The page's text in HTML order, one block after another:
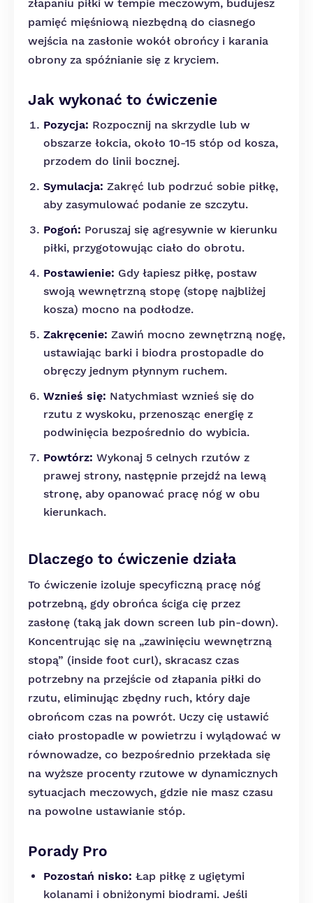
złapaniu piłki w tempie meczowym, budujesz
pamięć mięśniową niezbędną do ciasnego
wejścia na zasłonie wokół obrońcy i karania
obrony za spóźnianie się z kryciem.
Jak wykonać to ćwiczenie
Pozycja: Rozpocznij na skrzydle lub w
obszarze łokcia, około 10-15 stóp od kosza,
przodem do linii bocznej.
Symulacja: Zakręć lub podrzuć sobie piłkę,
aby zasymulować podanie ze szczytu.
Pogoń: Poruszaj się agresywnie w kierunku
piłki, przygotowując ciało do obrotu.
Postawienie: Gdy łapiesz piłkę, postaw
swoją wewnętrzną stopę (stopę najbliżej
kosza) mocno na podłodze.
Zakręcenie: Zawiń mocno zewnętrzną nogę,
ustawiając barki i biodra prostopadle do
obręczy jednym płynnym ruchem.
Wznieś się: Natychmiast wznieś się do
rzutu z wyskoku, przenosząc energię z
podwinięcia bezpośrednio do wybicia.
Powtórz: Wykonaj 5 celnych rzutów z
prawej strony, następnie przejdź na lewą
stronę, aby opanować pracę nóg w obu
kierunkach.
Dlaczego to ćwiczenie działa
To ćwiczenie izoluje specyficzną pracę nóg
potrzebną, gdy obrońca ściga cię przez
zasłonę (taką jak down screen lub pin-down).
Koncentrując się na „zawinięciu wewnętrzną
stopą” (inside foot curl), skracasz czas
potrzebny na przejście od złapania piłki do
rzutu, eliminując zbędny ruch, który daje
obrońcom czas na powrót. Uczy cię ustawić
ciało prostopadle w powietrzu i wylądować w
równowadze, co bezpośrednio przekłada się
na wyższe procenty rzutowe w dynamicznych
sytuacjach meczowych, gdzie nie masz czasu
na powolne ustawianie stóp.
Porady Pro
Pozostań nisko: Łap piłkę z ugiętymi
kolanami i obniżonymi biodrami. Jeśli